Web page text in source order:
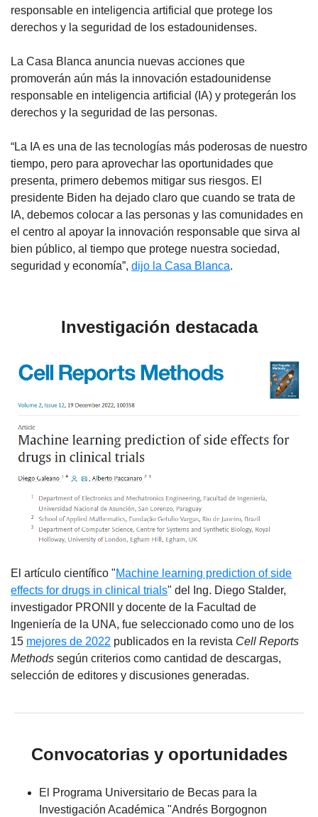
responsable en inteligencia artificial que protege los
derechos y la seguridad de los estadounidenses.
La Casa Blanca anuncia nuevas acciones que
promoverán aún más la innovación estadounidense
responsable en inteligencia artificial (IA) y protegerán los
derechos y la seguridad de las personas.
“La IA es una de las tecnologías más poderosas de nuestro
tiempo, pero para aprovechar las oportunidades que
presenta, primero debemos mitigar sus riesgos. El
presidente Biden ha dejado claro que cuando se trata de
IA, debemos colocar a las personas y las comunidades en
el centro al apoyar la innovación responsable que sirva al
bien público, al tiempo que protege nuestra sociedad,
seguridad y economía”, dijo la Casa Blanca.
Investigación destacada
El artículo científico "Machine learning prediction of side
effects for drugs in clinical trials" del Ing. Diego Stalder,
investigador PRONII y docente de la Facultad de
Ingeniería de la UNA, fue seleccionado como uno de los
15 mejores de 2022 publicados en la revista Cell Reports
Methods según criterios como cantidad de descargas,
selección de editores y discusiones generadas.
Convocatorias y oportunidades
El Programa Universitario de Becas para la
Investigación Académica "Andrés Borgognon